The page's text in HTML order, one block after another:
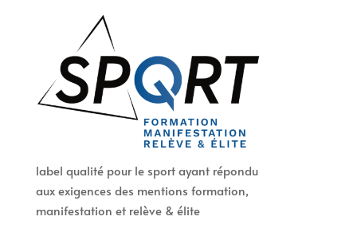
label qualité pour le sport ayant répondu
aux exigences des mentions formation,
manifestation et relève & élite